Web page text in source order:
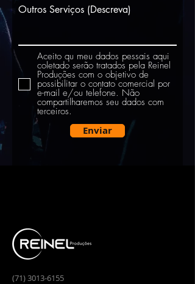
Outros Serviços (Descreva)
Aceito qu meu dados pessais aqui
coletado serão tratados pela Reinel
Produções com o objetivo de
possibilitar o contato comercial por
e-mail e/ou telefone. Não
compartilharemos seu dados com
terceiros.
Enviar
(71) 3013-6155